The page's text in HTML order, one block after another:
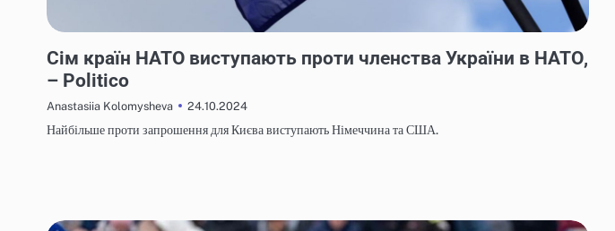
Сім країн НАТО виступають проти членства України в НАТО,
– Politico
Anastasiia Kolomysheva 24.10.2024
Найбільше проти запрошення для Києва виступають Німеччина та США.